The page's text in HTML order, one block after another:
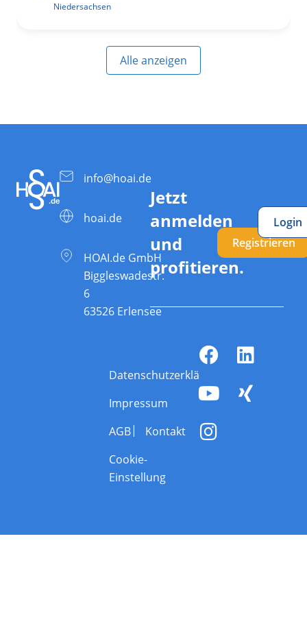
Niedersachsen
Alle anzeigen
info@hoai.de
hoai.de
HOAI.de GmbH
Biggleswadestr.
6
63526 Erlensee
Jetzt
anmelden
und
profitieren.
Registrieren
Login
Datenschutzerklärung
Impressum
AGB
Kontakt
Cookie-
Einstellung